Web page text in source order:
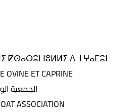
ⵇⵙⴰⴱⴻⵏ ⵏⵓⵍⵍⵉ ⴷ ⵜⵖⴰⴹⴻⵏ
OVINE ET CAPRINE
الجمعية
ASSOCIATION